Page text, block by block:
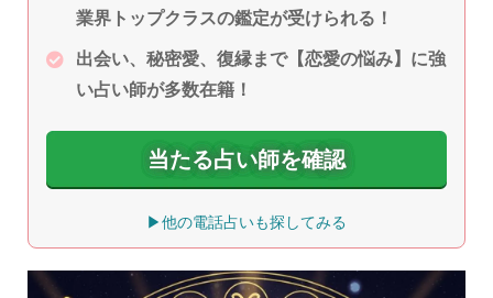
業界トップクラスの鑑定が受けられる！
出会い、秘密愛、復縁まで【恋愛の悩み】に強
い占い師が多数在籍！
当たる占い師を確認
▶他の電話占いも探してみる